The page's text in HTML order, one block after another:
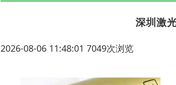
深圳激
2026-08-06 11:48:01 7049次浏览